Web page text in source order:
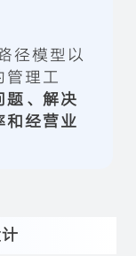
径模型 以
管理工
题、解决
和经营业